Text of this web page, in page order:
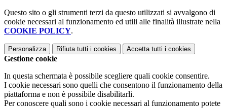
Questo sito o gli strumenti terzi da questo utilizzati si avvalgono di
cookie necessari al funzionamento ed utili alle finalità illustrate nella
COOKIE POLICY.
Personalizza Rifiuta tutti i cookies Accetta tutti i cookies
Gestione cookie
In questa schermata è possibile scegliere quali cookie consentire.
I cookie necessari sono quelli che consentono il funzionamento della
piattaforma e non è possibile disabilitarli.
Per conoscere quali sono i cookie necessari al funzionamento potete